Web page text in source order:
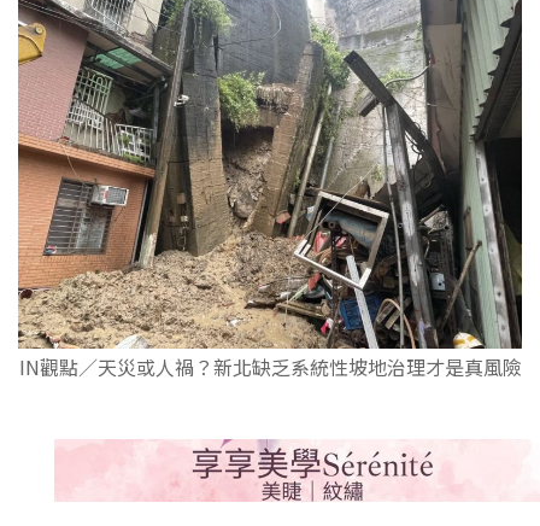
IN觀點／天災或人禍？新北缺乏系統性坡地治理才是真風險